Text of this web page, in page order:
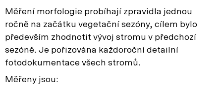
Měření morfologie probíhají zpravidla jednou
ročně na začátku vegetační sezóny, cílem bylo
především zhodnotit vývoj stromu v předchozí
sezóně. Je pořizována každoroční detailní
fotodokumentace všech stromů.
Měřeny jsou: